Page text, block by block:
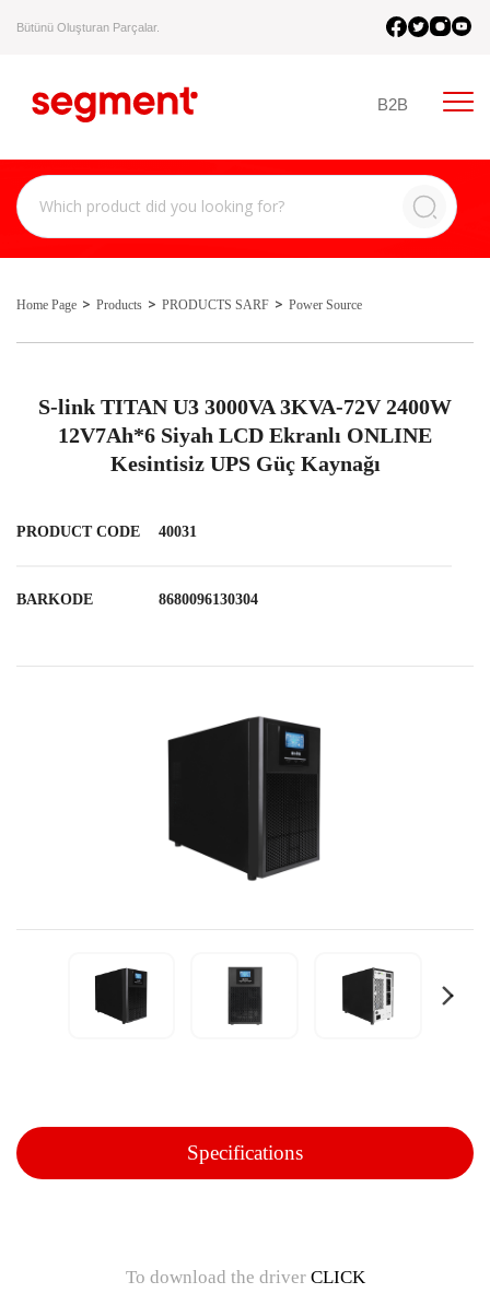
Bütünü Oluşturan Parçalar.
B2B
Home Page Products PRODUCTS SARF Power Source
S-link TITAN U3 3000VA 3KVA-72V 2400W
12V7Ah*6 Siyah LCD Ekranlı ONLINE
Kesintisiz UPS Güç Kaynağı
PRODUCT CODE 40031
BARKODE 8680096130304
Specifications
To download the driver CLICK